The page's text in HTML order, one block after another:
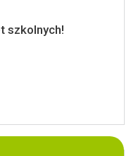
szkolnych!